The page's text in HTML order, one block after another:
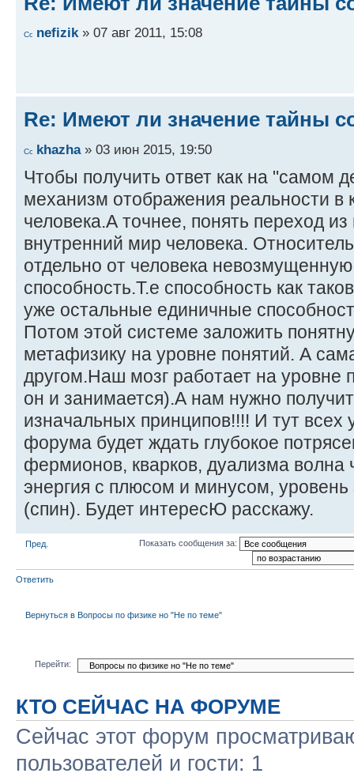
nefizik» 07 авг 2011, 15:08
Re: Имеют ли значение тайны
khazha» 03 июн 2015, 19:50
Чтобы получить ответ как на "самом
механизм отображения реальности в
человека.А точнее, понять переход
внутренний мир человека.
отдельно от человека
способность.Т.е способность как
уже остальные единичные
Потом этой системе заложить
метафизику на уровне понятий. А
другом.Наш мозг работает на
он и занимается).А нам нужно
изначальных принципов!!!! И тут всех
форума будет ждать глубокое
фермионов, кварков, дуализма волна
энергия с плюсом и минусом, уровень
(спин). Будет интересЮ расскажу.
Пред. Показать сообщения за:
Ответить
Вернуться в Вопросы по физике но "Не по теме"
Перейти:
КТО СЕЙЧАС НА ФОРУМЕ
Сейчас этот форум
пользователей и гости: 1